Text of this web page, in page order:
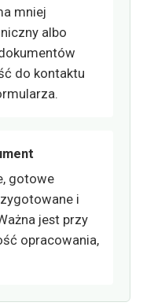
mniej
albo
do kontaktu
gotowe
i
jest przy
opracowania,